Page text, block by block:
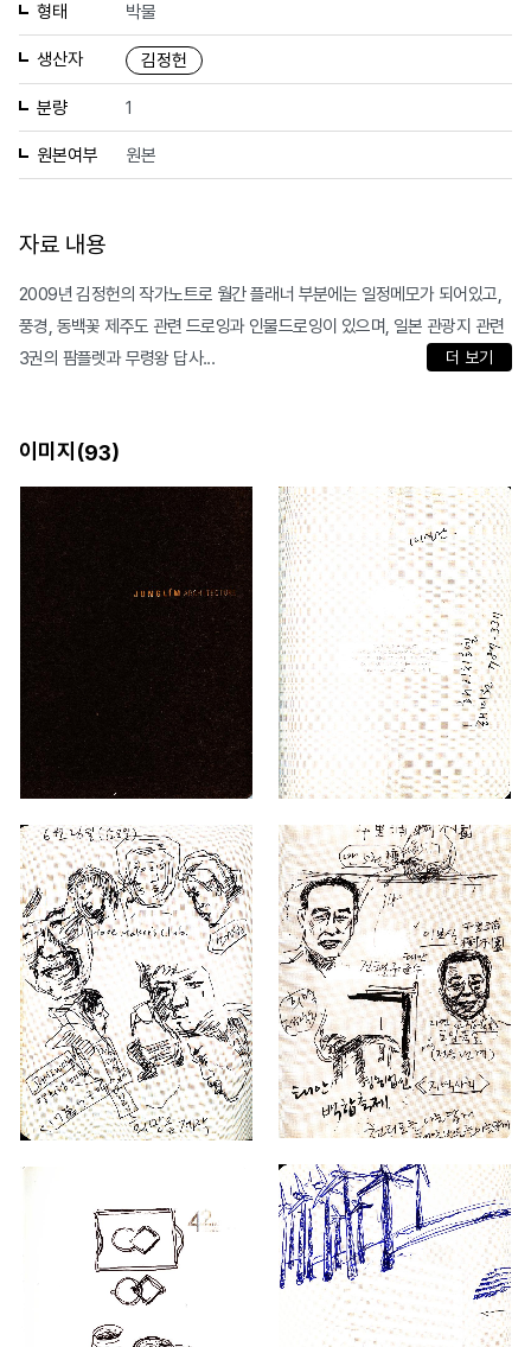
형태 박물
생산자 김정헌
분량 1
원본여부 원본
자료 내용
2009년 김정헌의 작가노트로 월간 플래너 부분에는 일정메모가 되어있고,
풍경, 동백꽃 제주도 관련 드로잉과 인물드로잉이 있으며, 일본 관광지 관련
3권의 팜플렛과 무령왕 답사...
더 보기
이미지(93)